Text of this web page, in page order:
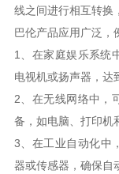
线之间进行相互转换
巴伦产品应用广泛，
电视机或扬声器，达
备，如电脑、打印机
器或传感器，确保自